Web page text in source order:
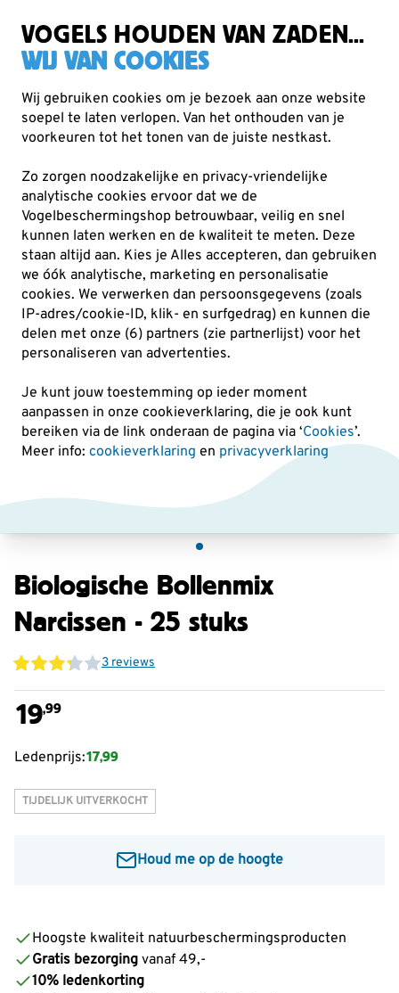
VOGELS HOUDEN VAN ZADEN...
WIJ VAN COOKIES
Wij gebruiken cookies om je bezoek aan onze website
soepel te laten verlopen. Van het onthouden van je
voorkeuren tot het tonen van de juiste nestkast.
Zo zorgen noodzakelijke en privacy-vriendelijke
analytische cookies ervoor dat we de
Vogelbeschermingshop betrouwbaar, veilig en snel
kunnen laten werken en de kwaliteit te meten. Deze
staan altijd aan. Kies je Alles accepteren, dan gebruiken
we óók analytische, marketing en personalisatie
cookies. We verwerken dan persoonsgegevens (zoals
IP-adres/cookie-ID, klik- en surfgedrag) en kunnen die
delen met onze (6) partners (zie partnerlijst) voor het
personaliseren van advertenties.
Je kunt jouw toestemming op ieder moment
aanpassen in onze cookieverklaring, die je ook kunt
bereiken via de link onderaan de pagina via ‘Cookies’.
Meer info: cookieverklaring en privacyverklaring
Planten Biologische bloembollen
Biologische Bollenmix
Narcissen - 25 stuks
3 reviews
19,99
Ledenprijs:17,99
TIJDELIJK UITVERKOCHT
Houd me op de hoogte
wanneer dit product weer op voorraad is:
Hoogste kwaliteit natuurbeschermingsproducten
Gratis bezorging vanaf 49,-
10% ledenkorting